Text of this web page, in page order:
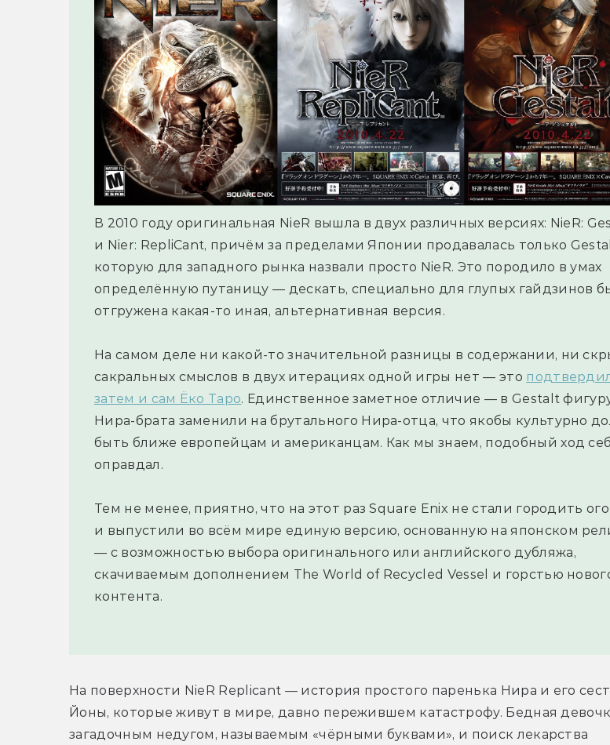
В 2010 году оригинальная NieR вышла в двух различных версиях: NieR:
и Nier: RepliCant, причём за пределами Японии продавалась только
которую для западного рынка назвали просто NieR. Это породило в умах
определённую путаницу — дескать, специально для глупых гайдзинов
отгружена какая-то иная, альтернативная версия.
На самом деле ни какой-то значительной разницы в содержании, ни
сакральных смыслов в двух итерациях одной игры нет — это
затем и сам Ёко Таро. Единственное заметное отличие — в Gestalt
Нира-брата заменили на брутального Нира-отца, что якобы культурно
быть ближе европейцам и американцам. Как мы знаем, подобный ход
оправдал.
Тем не менее, приятно, что на этот раз Square Enix не стали городить
и выпустили во всём мире единую версию, основанную на японском
— с возможностью выбора оригинального или английского дубляжа,
скачиваемым дополнением The World of Recycled Vessel и горстью
контента.
На поверхности NieR Replicant — история простого паренька Нира и его
Йоны, которые живут в мире, давно пережившем катастрофу. Бедная
загадочным недугом, называемым «чёрными буквами», и поиск лекарства